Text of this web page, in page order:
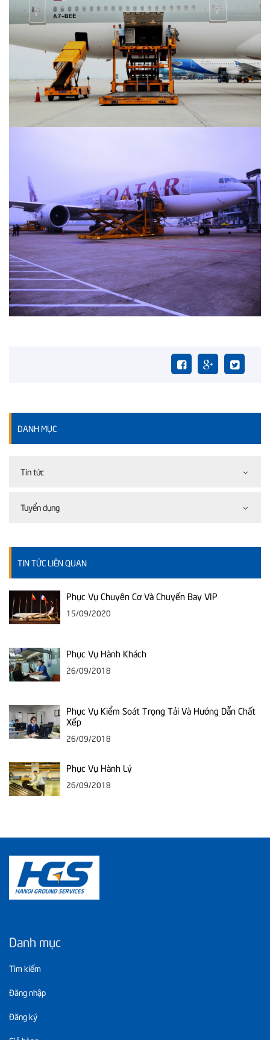
DANH MỤC
Tin tức
Tuyển dụng
TIN TỨC LIÊN QUAN
Phục Vụ Chuyên Cơ Và Chuyến Bay VIP
15/09/2020
Phục Vụ Hành Khách
26/09/2018
Phục Vụ Kiểm Soát Trọng Tải Và Hướng Dẫn Chất
Xếp
26/09/2018
Phục Vụ Hành Lý
26/09/2018
Danh mục
Tìm kiếm
Đăng nhập
Đăng ký